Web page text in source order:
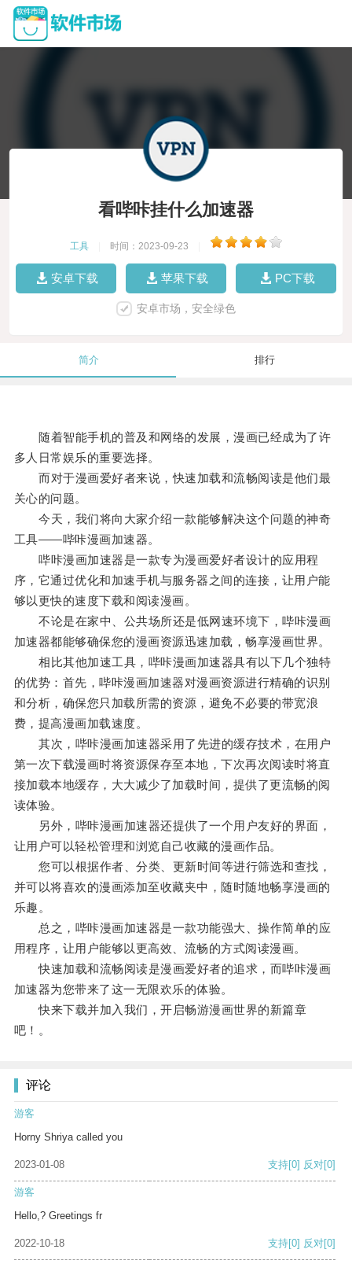
看哔咔挂什么加速器
工具 时间：2023-09-23
安卓下载 苹果下载 PC下载
安卓市场，安全绿色
简介 排行
随着智能手机的普及和网络的发展，漫画已经成为了许
多人日常娱乐的重要选择。
而对于漫画爱好者来说，快速加载和流畅阅读是他们最
关心的问题。
今天，我们将向大家介绍一款能够解决这个问题的神奇
工具——哔咔漫画加速器。
哔咔漫画加速器是一款专为漫画爱好者设计的应用程
序，它通过优化和加速手机与服务器之间的连接，让用户能
够以更快的速度下载和阅读漫画。
不论是在家中、公共场所还是低网速环境下，哔咔漫画
加速器都能够确保您的漫画资源迅速加载，畅享漫画世界。
相比其他加速工具，哔咔漫画加速器具有以下几个独特
的优势：首先，哔咔漫画加速器对漫画资源进行精确的识别
和分析，确保您只加载所需的资源，避免不必要的带宽浪
费，提高漫画加载速度。
其次，哔咔漫画加速器采用了先进的缓存技术，在用户
第一次下载漫画时将资源保存至本地，下次再次阅读时将直
接加载本地缓存，大大减少了加载时间，提供了更流畅的阅
读体验。
另外，哔咔漫画加速器还提供了一个用户友好的界面，
让用户可以轻松管理和浏览自己收藏的漫画作品。
您可以根据作者、分类、更新时间等进行筛选和查找，
并可以将喜欢的漫画添加至收藏夹中，随时随地畅享漫画的
乐趣。
总之，哔咔漫画加速器是一款功能强大、操作简单的应
用程序，让用户能够以更高效、流畅的方式阅读漫画。
快速加载和流畅阅读是漫画爱好者的追求，而哔咔漫画
加速器为您带来了这一无限欢乐的体验。
快来下载并加入我们，开启畅游漫画世界的新篇章
吧！。
评论
游客
Horny Shriya called you
2023-01-08 支持[0] 反对[0]
游客
Hello,? Greetings fr
2022-10-18 支持[0] 反对[0]